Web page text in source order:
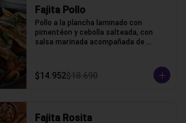
Fajita Pollo
Pollo a la plancha laminado con
pimentéon y cebolla salteada, con
salsa marinada acompañada de
$14.952$18.690
Fajita Rosita